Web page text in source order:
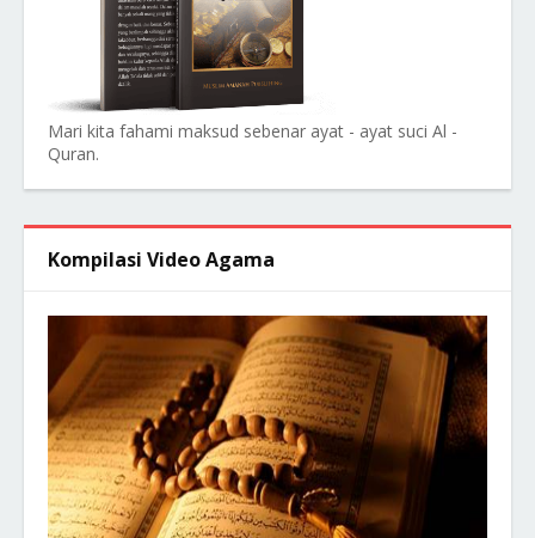
Mari kita fahami maksud sebenar ayat - ayat suci Al -
Quran.
Kompilasi Video Agama